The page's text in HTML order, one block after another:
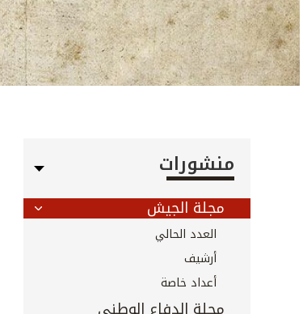
منشورات
مجلة الجيش
العدد الحالي
أرشيف
أعداد خاصة